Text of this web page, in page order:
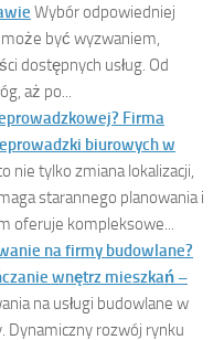
Wybór odpowiedniej
być wyzwaniem,
dostępnych usług. Od
aż po...
Firma
biurowych w
nie tylko zmiana lokalizacji,
starannego planowania i
oferuje kompleksowe...
na firmy budowlane?
wnętrz mieszkań –
na usługi budowlane w
Dynamiczny rozwój rynku